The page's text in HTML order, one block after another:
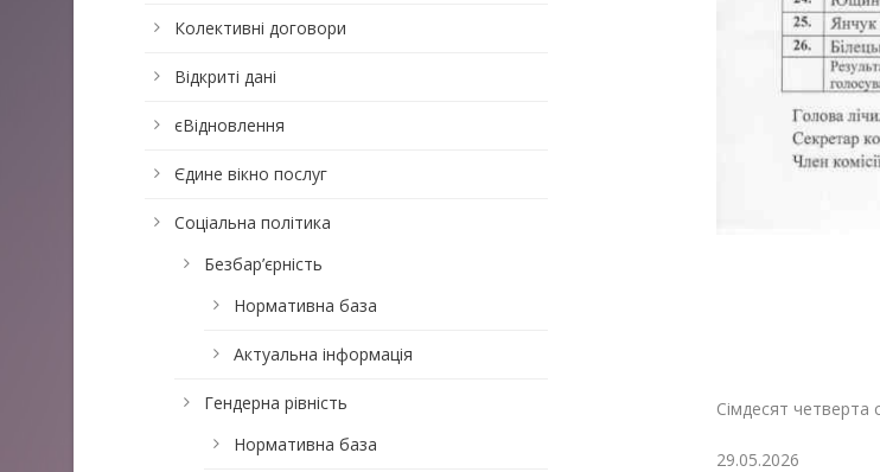
Сімдесят
Колективні договори
Відкриті дані
єВідновлення
Єдине вікно послуг
Соціальна політика
Безбар’єрність
Нормативна база
Актуальна інформація
Гендерна рівність
Нормативна база